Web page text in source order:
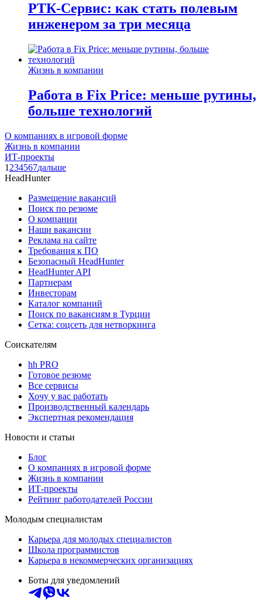
РТК-Сервис: как стать полевым
инженером за три месяца
Жизнь в компании
Работа в Fix Price: меньше рутины,
больше технологий
О компаниях в игровой форме
Жизнь в компании
ИТ-проекты
1 234567дальше
HeadHunter
Размещение вакансий
Поиск по резюме
О компании
Наши вакансии
Реклама на сайте
Требования к ПО
Безопасный HeadHunter
HeadHunter API
Партнерам
Инвесторам
Каталог компаний
Поиск по вакансиям в Турции
Сетка: соцсеть для нетворкинга
Соискателям
hh PRO
Готовое резюме
Все сервисы
Хочу у вас работать
Производственный календарь
Экспертная рекомендация
Новости и статьи
Блог
О компаниях в игровой форме
Жизнь в компании
ИТ-проекты
Рейтинг работодателей России
Молодым специалистам
Карьера для молодых специалистов
Школа программистов
Карьера в некоммерческих организациях
Боты для уведомлений